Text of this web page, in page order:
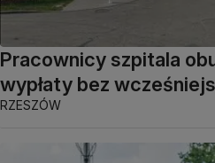
Pracownicy szpitala
wypłaty bez
RZESZÓW